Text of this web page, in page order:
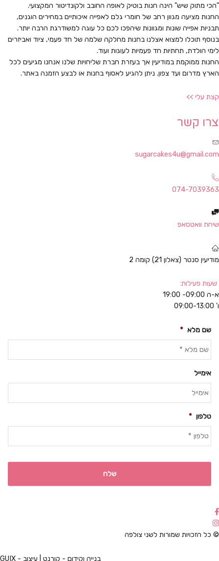
"הכי מתוק שיש" הינה חנות בוטיק לאופה החובב ולקונדיטור המקצועי.
החנות מציעה מגוון רחב של חומרי גלם לאפייה איכותיים במחירים הוגנים,
תבניות אפייה שונות ומגוונות שיהפכו לכם כל עוגה למשודרגת הרבה יותר.
בנוסף תוכלו למצוא אצלנו בחנות מחלקה שלמה של חד פעמי, ציוד ואביזרים
לימי הולדת, תחתיות חד פעמיות לעוגות ועוד.
החנות ממוקמת במודיעין אך בעזרת חברת שליחויות שלנו אנחנו מגיעים לכל
הארץ מדרום ועד צפון. ניתן להגיע לאסוף בחנות או לבצע הזמנה באתר.
קצת עלי >>
צרו קשר
sugarcakes4u@gmail.com
074-7039363
שיחת וואטסאפ
מודיעין סנטר (צאלון 21) קומה 2
שעות פעילות:
א-ה 09:00- 19:00
ו' 09:00-13:00
שם מלא *
אימייל
טלפון *
© כל הזכויות שמורות לשני צולפה
בנייה וקידום - קורנט | עיצוב - GUIX